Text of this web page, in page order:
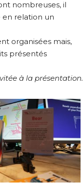
nombreuses, il
en relation un
organisées mais,
présentés
à la présentation.